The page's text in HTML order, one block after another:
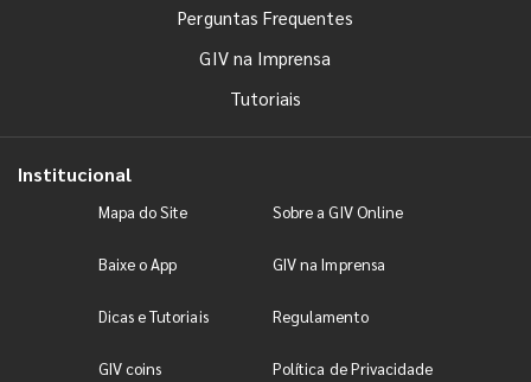
Perguntas Frequentes
GIV na Imprensa
Tutoriais
Institucional
Mapa do Site Sobre a GIV Online
Baixe o App GIV na Imprensa
Dicas e Tutoriais Regulamento
GIV coins Política de Privacidade